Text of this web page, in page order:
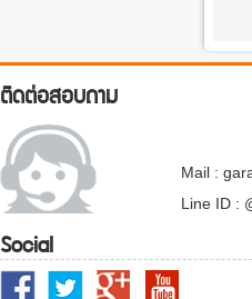
ติดต่อสอบถาม
Mail :
Line ID :
Social